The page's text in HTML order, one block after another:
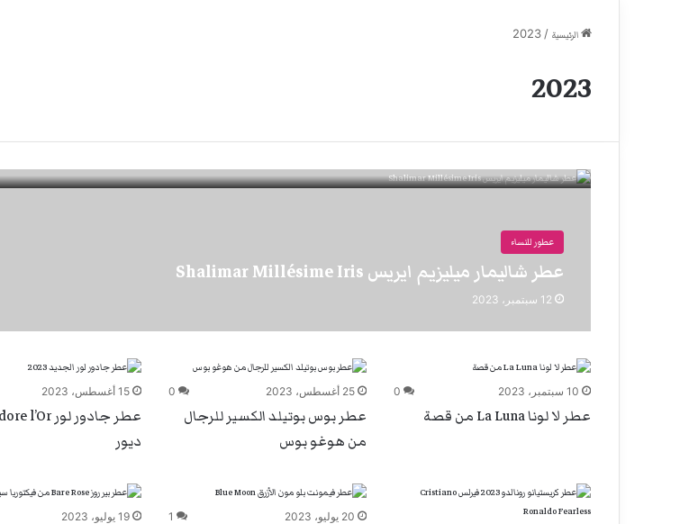
الرئيسية /
2023
2023
عطور للنساء
عطر شاليمار ميليزيم ايريس Shalimar Millésime Iris
12 سبتمبر، 2023
10 سبتمبر، 2023 0
عطر لا لونا La Luna من قصة
25 أغسطس، 2023 0
عطر بوس بوتيلد الكسير للرجال
من هوغو بوس
15 أغسطس، 2023
ديور
20 يوليو، 2023 1 19 يوليو، 2023